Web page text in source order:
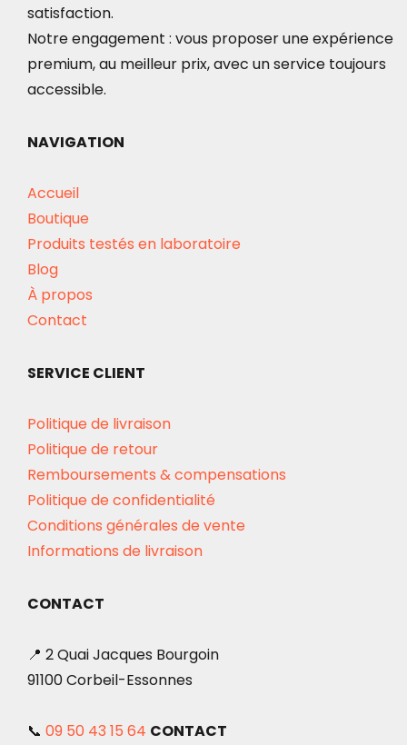
satisfaction.
Notre engagement : vous proposer une expérience
premium, au meilleur prix, avec un service toujours
accessible.
NAVIGATION
Accueil
Boutique
Produits testés en laboratoire
Blog
À propos
Contact
SERVICE CLIENT
Politique de livraison
Politique de retour
Remboursements & compensations
Politique de confidentialité
Conditions générales de vente
Informations de livraison
CONTACT
📍 2 Quai Jacques Bourgoin
91100 Corbeil-Essonnes
📞 09 50 43 15 64 CONTACT